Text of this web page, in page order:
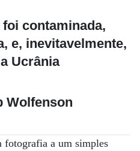
contaminada,
e, inevitavelmente,
Ucrânia
Wolfenson
fotografia a um simples